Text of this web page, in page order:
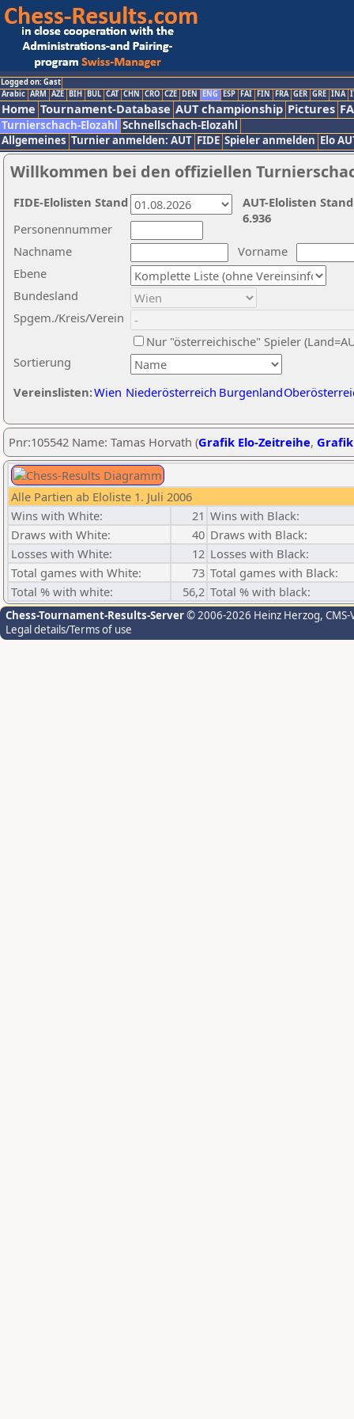
Logged on: Gast
Arabic ARM AZE BIH BUL CAT CHN CRO CZE DEN ENG ESP FAI FIN FRA GER GRE INA
Home Tournament-Database AUT championship Pictures
Turnierschach-Elozahl Schnellschach-Elozahl
Allgemeines Turnier anmelden: AUT FIDE Spieler anmelden Elo
Willkommen bei den offiziellen
Nachname
Vorname
Ebene
Sortierung
Personennummer
Bundesland
Spgem./Kreis/Verein
Nur "österreichische" Spieler
Vereinslisten:Wien Niederösterreich Burgenland
AUT-Elolisten
6.936
FIDE-Elolisten Stand
Pnr:105542 Name: Tamas Horvath (Grafik Elo-Zeitreihe,
Alle Partien ab Eloliste 1. Juli 2006
Wins with White:
21 Wins with Black:
Draws with White:
40 Draws with Black:
Losses with White:
12 Losses with Black:
Total games with White:
73 Total games with Black:
Total % with white:
56,2 Total % with black:
Chess-Tournament-Results-Server© 2006-2026 Heinz Herzog,
Legal details/Terms of use